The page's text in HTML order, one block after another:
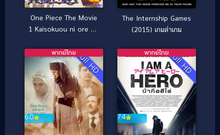
One Piece The Movie
1 Kaisokuou ni ore wa
เดอะมูฟวี่ เกาะสมบัติ
แห่งวูนัน
The Internship Games
(2015) เกมล่าเกม
Full HD
6.0
พากย์ไทย Full HD
7.4
พากย์ไทย